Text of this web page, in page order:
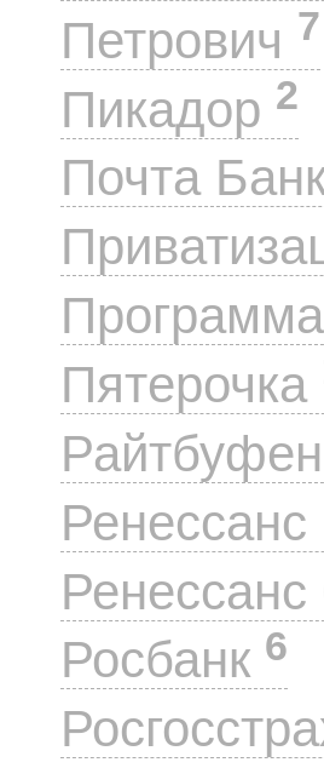
Петрович 7
Пикадор 2
Почта
Пятерочка
Райтбуфен
Ренессанс
Росбанк 6